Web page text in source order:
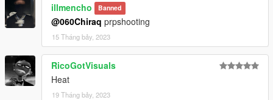
illmencho Banned
@060Chiraq prpshooting
15 Tháng bảy, 2023
RicoGotVisuals
Heat
19 Tháng bảy, 2023